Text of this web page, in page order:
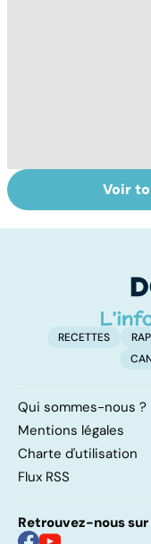
polyarthrite... :
Voir
RECETTES
Qui sommes-nous ?
Mentions légales
Charte d'utilisation
Flux RSS
Retrouvez-nous sur